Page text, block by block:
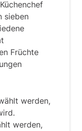
und
schlank
schlank
die
sieben
Früchte
werden,
werden,